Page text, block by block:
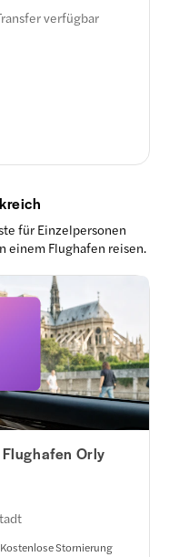
verfügbar
für Einzelpersonen
einem Flughafen reisen.
Orly
Kostenlose Stornierung